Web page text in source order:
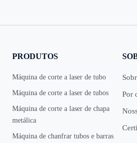
PRODUTOS
Máquina de corte a laser de tubo
Máquina de corte a laser de tubos
Máquina de corte a laser de chapa
metálica
Máquina de chanfrar tubos e barras
Por